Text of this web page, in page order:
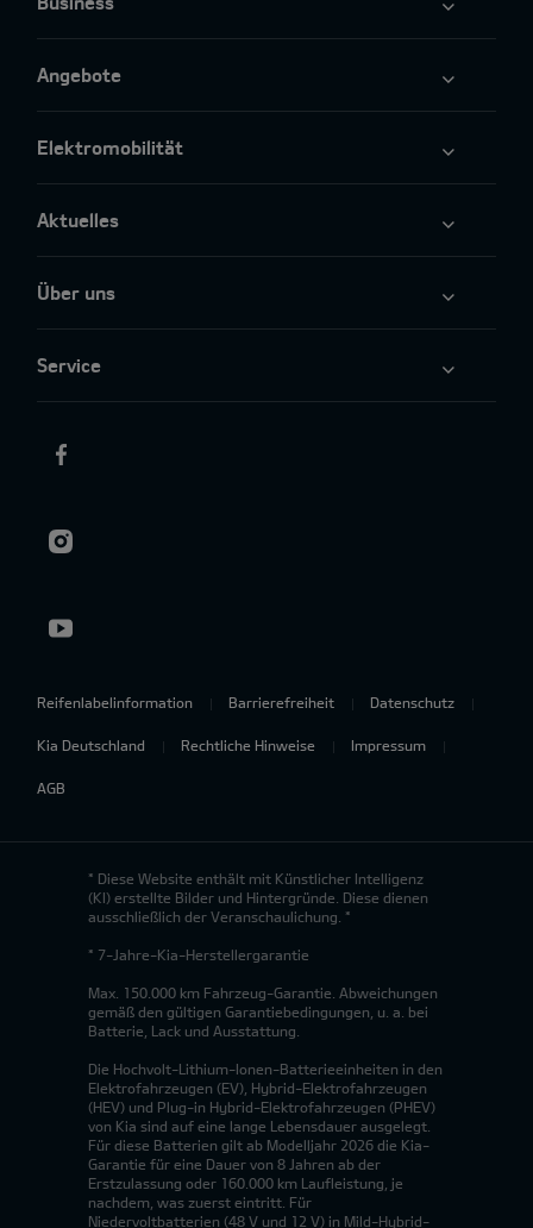
Angebote
Elektromobilität
Aktuelles
Über uns
Service
Reifenlabelinformation Barrierefreiheit Datenschutz
Kia Deutschland Rechtliche Hinweise Impressum
AGB
* Diese Website enthält mit Künstlicher Intelligenz
(KI) erstellte Bilder und Hintergründe. Diese dienen
ausschließlich der Veranschaulichung. *
* 7-Jahre-Kia-Herstellergarantie
Max. 150.000 km Fahrzeug-Garantie. Abweichungen
gemäß den gültigen Garantiebedingungen, u. a. bei
Batterie, Lack und Ausstattung.
Die Hochvolt-Lithium-Ionen-Batterieeinheiten in den
Elektrofahrzeugen (EV), Hybrid-Elektrofahrzeugen
(HEV) und Plug-in Hybrid-Elektrofahrzeugen (PHEV)
von Kia sind auf eine lange Lebensdauer ausgelegt.
Für diese Batterien gilt ab Modelljahr 2026 die Kia-
Garantie für eine Dauer von 8 Jahren ab der
Erstzulassung oder 160.000 km Laufleistung, je
nachdem, was zuerst eintritt. Für
Niedervoltbatterien (48 V und 12 V) in Mild-Hybrid-